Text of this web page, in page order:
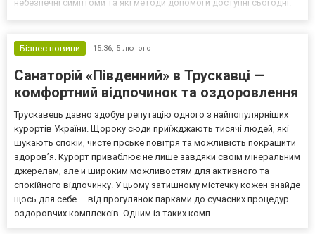
небезпечні симптоми та які методи допомоги доступні сьогодні.
Бізнес новини
15:36, 5 лютого
Санаторій «Південний» в Трускавці —
комфортний відпочинок та оздоровлення
Трускавець давно здобув репутацію одного з найпопулярніших
курортів України. Щороку сюди приїжджають тисячі людей, які
шукають спокій, чисте гірське повітря та можливість покращити
здоров’я. Курорт приваблює не лише завдяки своїм мінеральним
джерелам, але й широким можливостям для активного та
спокійного відпочинку. У цьому затишному містечку кожен знайде
щось для себе — від прогулянок парками до сучасних процедур
оздоровчих комплексів. Одним із таких комп...